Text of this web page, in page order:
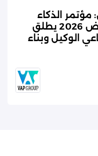
مؤتمر الذكاء
الاصطناعي العالمي بالرياض 2026 يطلق
الوكيل وبناء